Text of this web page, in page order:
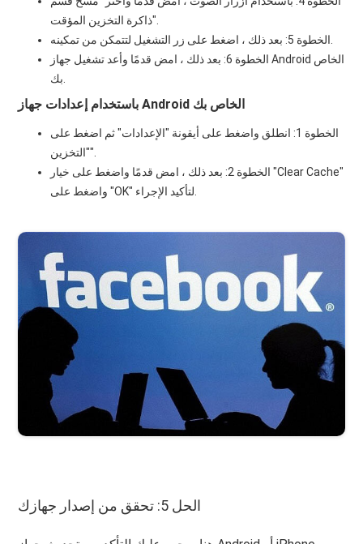
ذاكرة التخزين المؤقت".
الخطوة 6: بعد ذلك ، امض قدمًا وأعد تشغيل جهاز Android الخاص
باستخدام إعدادات جهاز Android الخاص بك
الخطوة 1: انطلق واضغط على أيقونة "الإعدادات" ثم اضغط على
"التخزين".
الخطوة 2: بعد ذلك ، امض قدمًا واضغط على خيار "Clear Cache"
الحل 5: تحقق من إصدار جهازك